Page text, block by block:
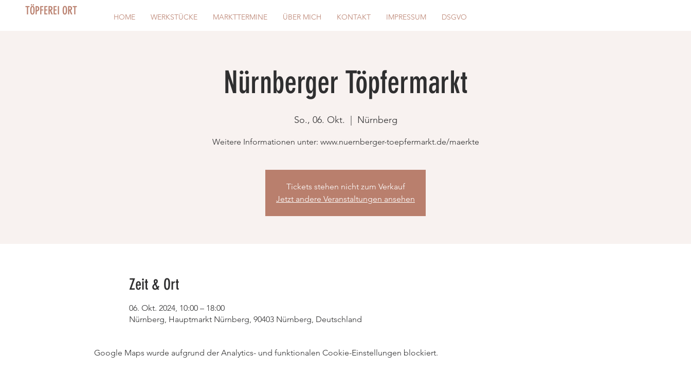
TÖPFEREI ORT HOME WERKSTÜCKE MARKTTERMINE ÜBER MICH KONTAKT IMPRESSUM DSGVO
Nürnberger Töpfermarkt
So., 06. Okt. Nürnberg
Weitere Informationen unter: www.nuernberger-toepfermarkt.de/maerkte
Tickets stehen nicht zum Verkauf
Jetzt andere Veranstaltungen ansehen
Zeit & Ort
06. Okt. 2024, 10:00 – 18:00
Nürnberg, Hauptmarkt Nürnberg, 90403 Nürnberg, Deutschland
Google Maps wurde aufgrund der Analytics- und funktionalen Cookie-Einstellungen blockiert.